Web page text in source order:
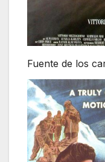
Fuente de los